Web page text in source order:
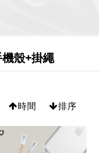
殼+掛繩
時間 排序